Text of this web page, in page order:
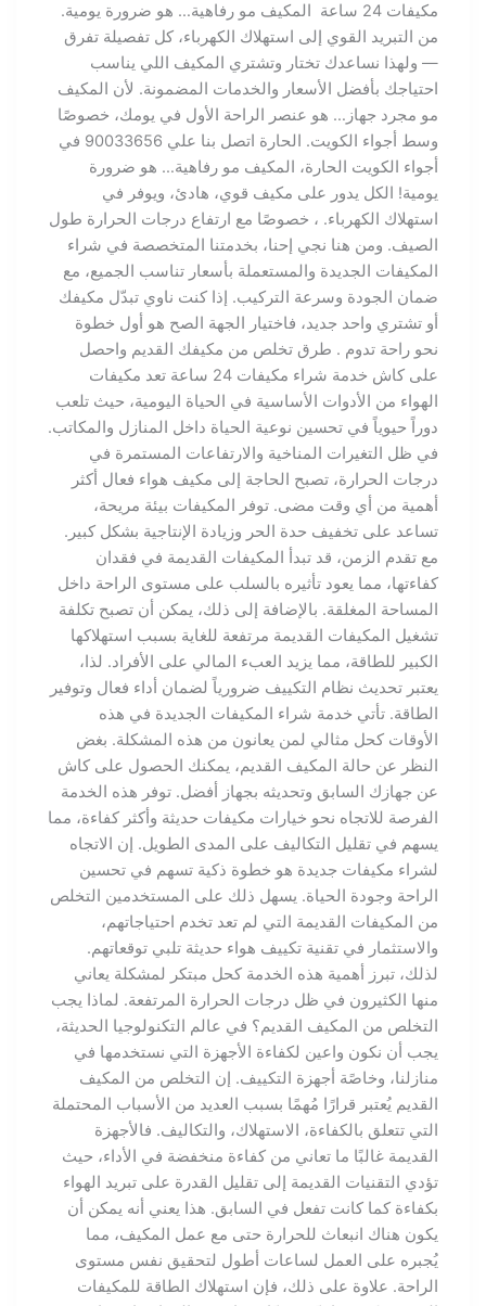
مكيفات 24 ساعة المكيف مو رفاهية… هو ضرورة يومية.
من التبريد القوي إلى استهلاك الكهرباء، كل تفصيلة تفرق
— ولهذا نساعدك تختار وتشتري المكيف اللي يناسب
احتياجك بأفضل الأسعار والخدمات المضمونة. لأن المكيف
مو مجرد جهاز… هو عنصر الراحة الأول في يومك، خصوصًا
وسط أجواء الكويت. الحارة اتصل بنا علي 90033656 في
أجواء الكويت الحارة، المكيف مو رفاهية… هو ضرورة
يومية! الكل يدور على مكيف قوي، هادئ، ويوفر في
استهلاك الكهرباء. ، خصوصًا مع ارتفاع درجات الحرارة طول
الصيف. ومن هنا نجي إحنا، بخدمتنا المتخصصة في شراء
المكيفات الجديدة والمستعملة بأسعار تناسب الجميع، مع
ضمان الجودة وسرعة التركيب. إذا كنت ناوي تبدّل مكيفك
أو تشتري واحد جديد، فاختيار الجهة الصح هو أول خطوة
نحو راحة تدوم . طرق تخلص من مكيفك القديم واحصل
على كاش خدمة شراء مكيفات 24 ساعة تعد مكيفات
الهواء من الأدوات الأساسية في الحياة اليومية، حيث تلعب
دوراً حيوياً في تحسين نوعية الحياة داخل المنازل والمكاتب.
في ظل التغيرات المناخية والارتفاعات المستمرة في
درجات الحرارة، تصبح الحاجة إلى مكيف هواء فعال أكثر
أهمية من أي وقت مضى. توفر المكيفات بيئة مريحة،
تساعد على تخفيف حدة الحر وزيادة الإنتاجية بشكل كبير.
مع تقدم الزمن، قد تبدأ المكيفات القديمة في فقدان
كفاءتها، مما يعود تأثيره بالسلب على مستوى الراحة داخل
المساحة المغلقة. بالإضافة إلى ذلك، يمكن أن تصبح تكلفة
تشغيل المكيفات القديمة مرتفعة للغاية بسبب استهلاكها
الكبير للطاقة، مما يزيد العبء المالي على الأفراد. لذا،
يعتبر تحديث نظام التكييف ضرورياً لضمان أداء فعال وتوفير
الطاقة. تأتي خدمة شراء المكيفات الجديدة في هذه
الأوقات كحل مثالي لمن يعانون من هذه المشكلة. بغض
النظر عن حالة المكيف القديم، يمكنك الحصول على كاش
عن جهازك السابق وتحديثه بجهاز أفضل. توفر هذه الخدمة
الفرصة للاتجاه نحو خيارات مكيفات حديثة وأكثر كفاءة، مما
يسهم في تقليل التكاليف على المدى الطويل. إن الاتجاه
لشراء مكيفات جديدة هو خطوة ذكية تسهم في تحسين
الراحة وجودة الحياة. يسهل ذلك على المستخدمين التخلص
من المكيفات القديمة التي لم تعد تخدم احتياجاتهم،
والاستثمار في تقنية تكييف هواء حديثة تلبي توقعاتهم.
لذلك، تبرز أهمية هذه الخدمة كحل مبتكر لمشكلة يعاني
منها الكثيرون في ظل درجات الحرارة المرتفعة. لماذا يجب
التخلص من المكيف القديم؟ في عالم التكنولوجيا الحديثة،
يجب أن نكون واعين لكفاءة الأجهزة التي نستخدمها في
منازلنا، وخاصًة أجهزة التكييف. إن التخلص من المكيف
القديم يُعتبر قرارًا مُهمًا بسبب العديد من الأسباب المحتملة
التي تتعلق بالكفاءة، الاستهلاك، والتكاليف. فالأجهزة
القديمة غالبًا ما تعاني من كفاءة منخفضة في الأداء، حيث
تؤدي التقنيات القديمة إلى تقليل القدرة على تبريد الهواء
بكفاءة كما كانت تفعل في السابق. هذا يعني أنه يمكن أن
يكون هناك انبعاث للحرارة حتى مع عمل المكيف، مما
يُجبره على العمل لساعات أطول لتحقيق نفس مستوى
الراحة. علاوة على ذلك، فإن استهلاك الطاقة للمكيفات